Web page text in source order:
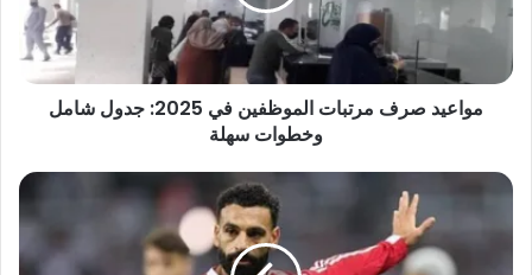
جدول
شامل
وخطوات
سهلة
مواعيد صرف مرتبات الموظفين في 2025: جدول شامل
وخطوات سهلة
ليفربول
أتلتيكو